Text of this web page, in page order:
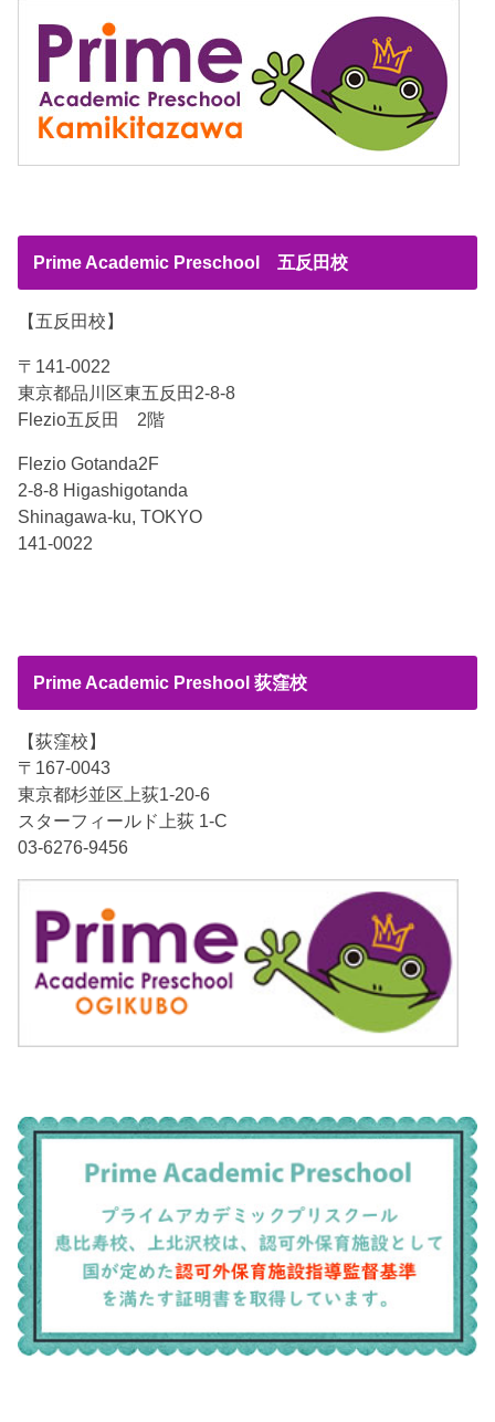
Prime Academic Preschool 五反田校
【五反田校】
〒141-0022
東京都品川区東五反田2-8-8
Flezio五反田 2階
Flezio Gotanda2F
2-8-8 Higashigotanda
Shinagawa-ku, TOKYO
141-0022
Prime Academic Preshool 荻窪校
【荻窪校】
〒167-0043
東京都杉並区上荻1-20-6
スターフィールド上荻 1-C
03-6276-9456